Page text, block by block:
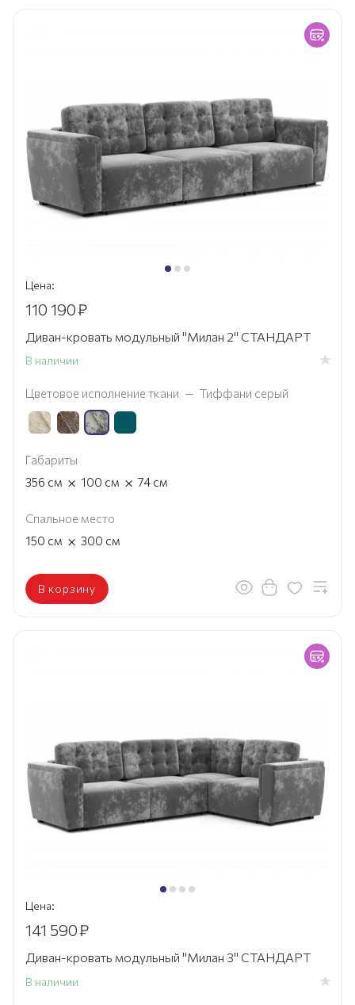
Цена:
110 190₽
Диван-кровать модульный "Милан 2" СТАНДАРТ
В наличии
Цветовое исполнение ткани — Тиффани серый
Габариты
356 см × 100 см × 74 см
Спальное место
150 см × 300 см
В корзину
Цена:
141 590₽
Диван-кровать модульный "Милан 3" СТАНДАРТ
В наличии